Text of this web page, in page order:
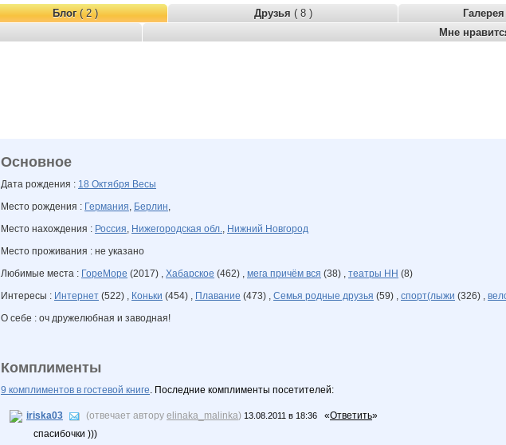
Блог( 2 ) Друзья ( 8 ) Галерея
Мне
Основное
Дата рождения : 18 Октября Весы
Место рождения : Германия, Берлин,
Место нахождения : Россия, Нижегородская обл., Нижний Новгород
Место проживания : не указано
Любимые места : ГореМоре (2017) , Хабарское (462) , мега причём вся (38) , театры НН (8)
Интересы : Интернет (522) , Коньки (454) , Плавание (473) , Семья родные друзья (59) , спорт(лыжи (326) ,
О себе : оч дружелюбная и заводная!
Комплименты
9 комплиментов в гостевой книге. Последние комплименты посетителей:
iriska03 (отвечает автору elinaka_malinka) 13.08.2011 в 18:36 «Ответить»
спасибочки )))